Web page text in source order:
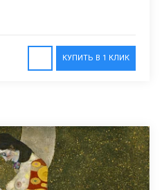
КУПИТЬ В 1 КЛИК